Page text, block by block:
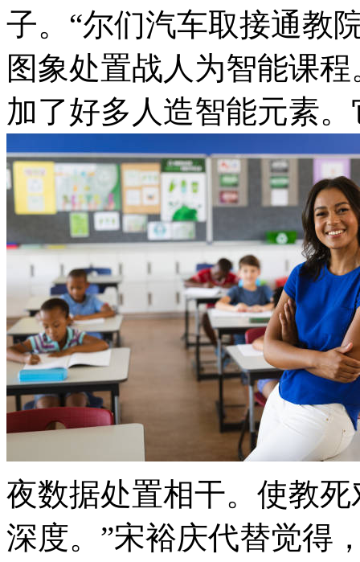
子。“尔们汽车取接通教
图象处置战人为智能课
加了好多人造智能元素。
夜数据处置相干。使教
深度。”宋裕庆代替觉得